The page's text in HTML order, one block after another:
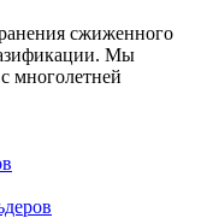
сжиженного
Мы
многолетней